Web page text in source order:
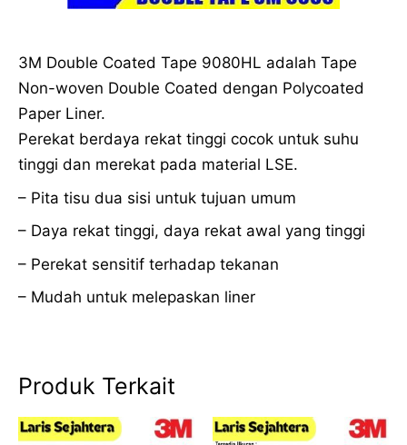
3M Double Coated Tape 9080HL adalah Tape
Non-woven Double Coated dengan Polycoated
Paper Liner.
Perekat berdaya rekat tinggi cocok untuk suhu
tinggi dan merekat pada material LSE.
– Pita tisu dua sisi untuk tujuan umum
– Daya rekat tinggi, daya rekat awal yang tinggi
– Perekat sensitif terhadap tekanan
– Mudah untuk melepaskan liner
Produk Terkait